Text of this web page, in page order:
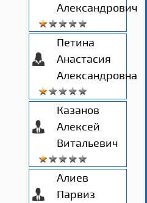
Александрович
Петина
Анастасия
Александровна
Казанов
Алексей
Витальевич
Алиев
Парвиз